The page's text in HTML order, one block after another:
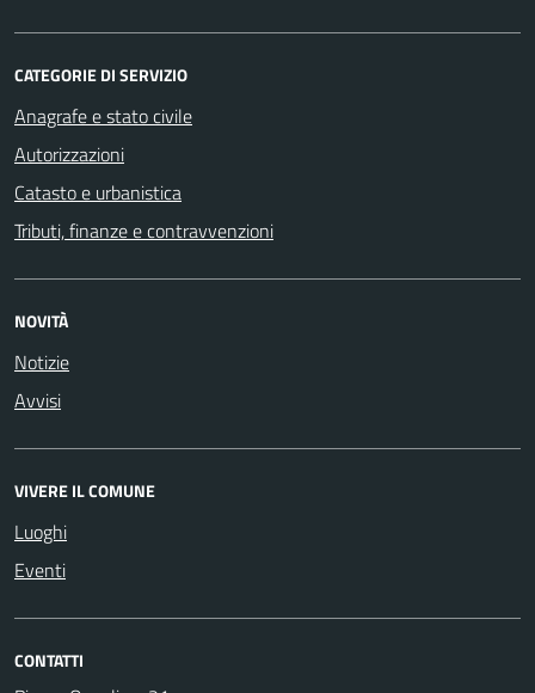
CATEGORIE DI SERVIZIO
Anagrafe e stato civile
Autorizzazioni
Catasto e urbanistica
Tributi, finanze e contravvenzioni
NOVITÀ
Notizie
Avvisi
VIVERE IL COMUNE
Luoghi
Eventi
CONTATTI